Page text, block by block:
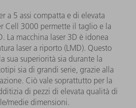
a 5 assi compatta e di elevata
Cell 3000 permette il taglio e la
La macchina laser 3D è idonea
laser a riporto (LMD). Questo
sua superiorità sia durante la
sia di grandi serie, grazie alla
Ciò vale soprattutto per la
di pezzi di elevata qualità di
medie dimensioni.